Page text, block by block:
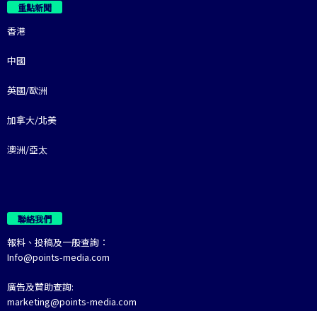
重點新聞
香港
中國
英國/歐洲
加拿大/北美
澳洲/亞太
聯絡我們
報料、投稿及一般查詢：
Info@points-media.com
廣告及贊助查詢:
marketing@points-media.com